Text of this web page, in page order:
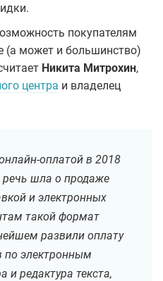
покупателям
(а может и большинство)
Никита Митрохин,
центра и владелец
оплатой в 2018
речь шла о продаже
и электронных
такой формат
развили оплату
по электронным
и редактура текста,